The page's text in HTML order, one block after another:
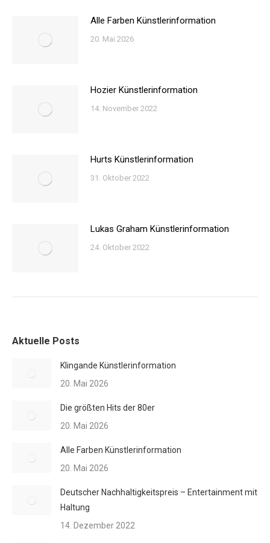
Alle Farben Künstlerinformation
20. Mai 2026
Hozier Künstlerinformation
14. November 2022
Hurts Künstlerinformation
31. Oktober 2022
Lukas Graham Künstlerinformation
24. Oktober 2022
Aktuelle Posts
Klingande Künstlerinformation
20. Mai 2026
Die größten Hits der 80er
20. Mai 2026
Alle Farben Künstlerinformation
20. Mai 2026
Deutscher Nachhaltigkeitspreis – Entertainment mit
Haltung
14. Dezember 2022